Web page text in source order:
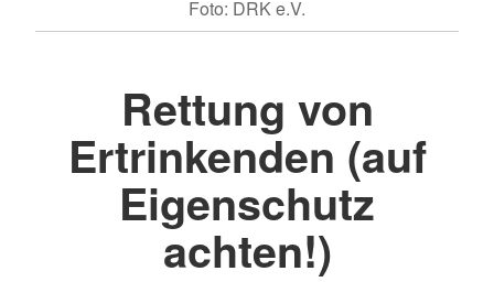
Foto: DRK e.V.
Rettung von
Ertrinkenden (auf
Eigenschutz
achten!)